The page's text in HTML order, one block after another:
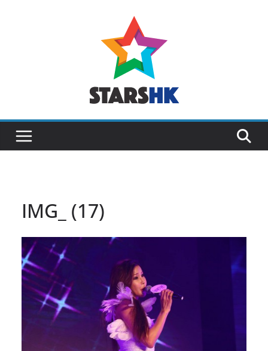
IMG_ (17)